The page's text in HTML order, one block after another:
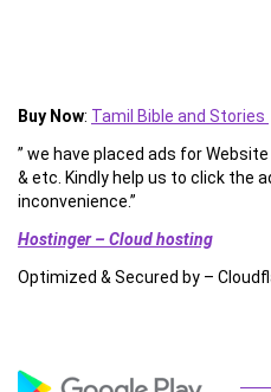
Buy Now: Tamil Bible and Stories
” we have placed ads for
& etc. Kindly help us to click the
inconvenience.”
Hostinger – Cloud hosting
Optimized & Secured by –